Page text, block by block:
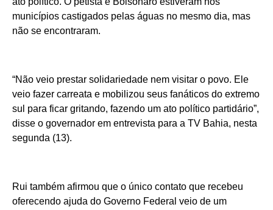
municípios castigados pelas águas no mesmo dia, mas
não se encontraram.
“Não veio prestar solidariedade nem visitar o povo. Ele
veio fazer carreata e mobilizou seus fanáticos do extremo
sul para ficar gritando, fazendo um ato político partidário”,
disse o governador em entrevista para a TV Bahia, nesta
segunda (13).
Rui também afirmou que o único contato que recebeu
oferecendo ajuda do Governo Federal veio de um